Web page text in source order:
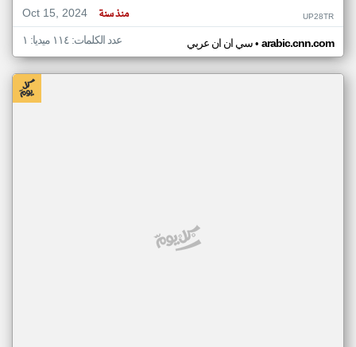
Oct 15, 2024
منذ سنة UP28TR
سي ان ان عربي• arabic.cnn.com عدد الكلمات: ١١٤ ميديا: ١